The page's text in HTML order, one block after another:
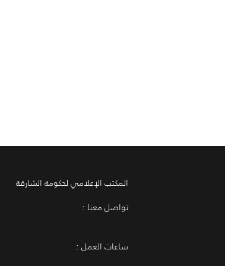
المكتب الإعلامي لحكومة الشارقة
تواصل معنا :
ساعات العمل :